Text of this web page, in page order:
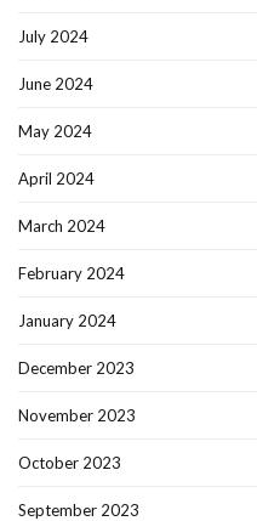
July 2024
June 2024
May 2024
April 2024
March 2024
February 2024
January 2024
December 2023
November 2023
October 2023
September 2023